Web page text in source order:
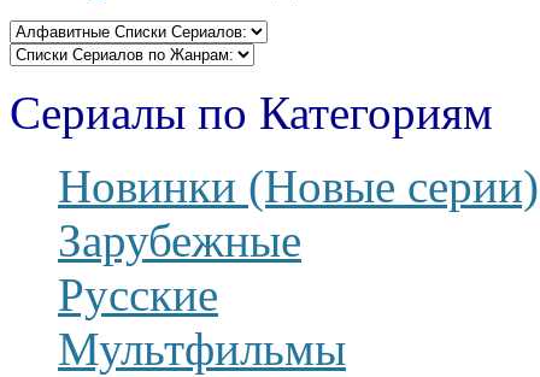
Сериалы по Категориям
Новинки (Новые серии)
Зарубежные
Русские
Мультфильмы